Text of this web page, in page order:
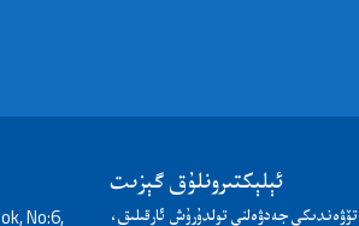
ئېلېكتىرونلۇق گېزىت
تۆۋەندىكى جەدۋەلنى تولدۇرۇش ئارقىلىق، No:6,